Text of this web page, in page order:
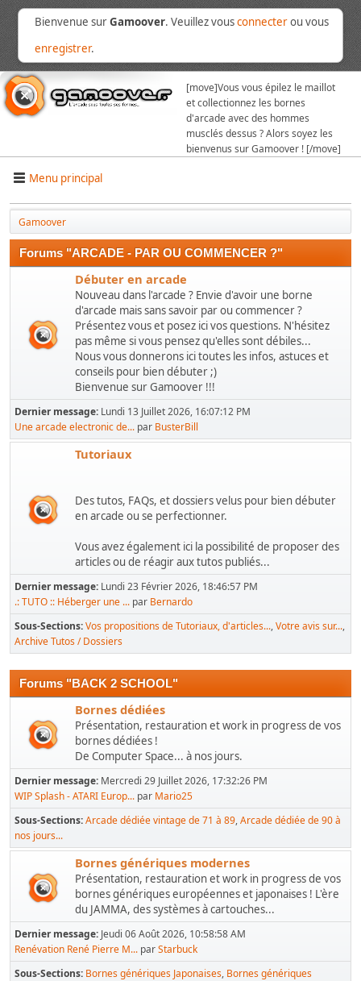
Bienvenue surGamoover. Veuillez vousconnecterou vous
enregistrer.
[move]Vous vous épilez le maillot
et collectionnez les bornes
d'arcade avec des hommes
musclés dessus ? Alors soyez les
bienvenus sur Gamoover ! [/move]
Menu principal
Gamoover
Forums "ARCADE - PAR OU COMMENCER ?"
Débuter en arcade
Nouveau dans l'arcade ? Envie d'avoir une borne
d'arcade mais sans savoir par ou commencer ?
Présentez vous et posez ici vos questions. N'hésitez
pas même si vous pensez qu'elles sont débiles...
Nous vous donnerons ici toutes les infos, astuces et
conseils pour bien débuter ;)
Bienvenue sur Gamoover !!!
Dernier message: Lundi 13 Juillet 2026, 16:07:12 PM
Une arcade electronic de... par BusterBill
Tutoriaux
Des tutos, FAQs, et dossiers velus pour bien débuter
en arcade ou se perfectionner.
Vous avez également ici la possibilité de proposer des
articles ou de réagir aux tutos publiés...
Dernier message: Lundi 23 Février 2026, 18:46:57 PM
.: TUTO :: Héberger une ... par Bernardo
Sous-Sections Vos propositions de Tutoriaux, d'articles... Votre avis sur...
Archive Tutos / Dossiers
Forums "BACK 2 SCHOOL"
Bornes dédiées
Présentation, restauration et work in progress de vos
bornes dédiées !
De Computer Space... à nos jours.
Dernier message: Mercredi 29 Juillet 2026, 17:32:26 PM
WIP Splash - ATARI Europ... par Mario25
Sous-Sections Arcade dédiée vintage de 71 à 89 Arcade dédiée de 90 à
nos jours...
Bornes génériques modernes
Présentation, restauration et work in progress de vos
bornes génériques européennes et japonaises ! L'ère
du JAMMA, des systèmes à cartouches...
Dernier message: Jeudi 06 Août 2026, 10:58:58 AM
Renévation René Pierre M... parStarbuck
Sous-Sections Bornes génériques Japonaises Bornes génériques